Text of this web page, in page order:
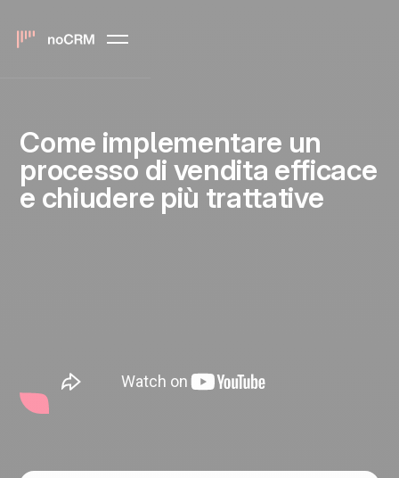
Come implementare un
processo di vendita efficace
e chiudere più trattative